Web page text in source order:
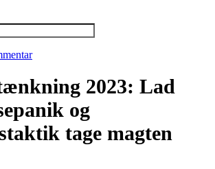
2023: Lad
og
tage magten